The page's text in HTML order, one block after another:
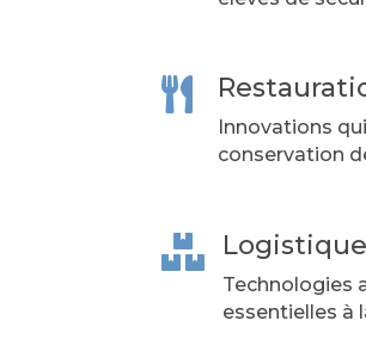

Innovations
conservation
 Logistique
Technologies
essentielles à